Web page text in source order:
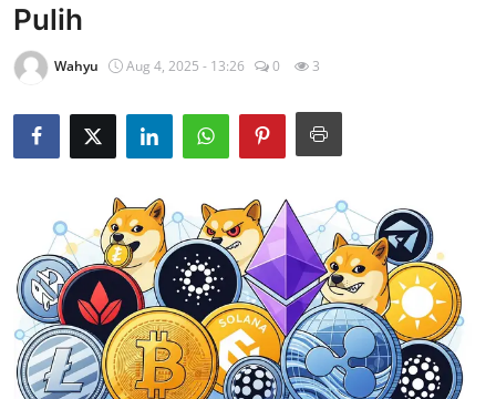
Bisnis
Industri
Korporasi
Obligasi & Reksadana
Rekomendasi
Pulih
Wahyu Aug 4, 2025 - 13:26 0 3